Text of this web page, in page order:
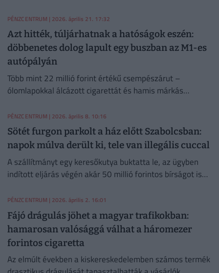
PÉNZCENTRUM | 2026. április 21. 17:32
Azt hitték, túljárhatnak a hatóságok eszén:
döbbenetes dolog lapult egy buszban az M1-es
autópályán
Több mint 22 millió forint értékű csempészárut –
ólomlapokkal álcázott cigarettát és hamis márkás
munkatársai.
PÉNZCENTRUM | 2026. április 8. 10:16
Sötét furgon parkolt a ház előtt Szabolcsban:
napok múlva derült ki, tele van illegális cuccal
A szállítmányt egy keresőkutya buktatta le, az ügyben
indított eljárás végén akár 50 millió forintos bírságot is
PÉNZCENTRUM | 2026. április 2. 16:01
Fájó drágulás jöhet a magyar trafikokban:
hamarosan valósággá válhat a háromezer
forintos cigaretta
Az elmúlt években a kiskereskedelemben számos termék